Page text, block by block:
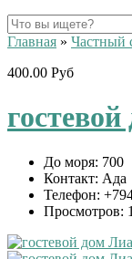
Главная » Частный
400.00 Руб
До моря: 700
Контакт: Ада
Телефон:
Просмотров: